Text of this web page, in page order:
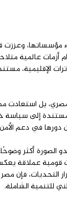
وعززت
أزمات عالمية
الإقليمية،
الداخل المصري، بل
مستندة إلى
في دعم
الصورة أكثر
قومية عملاقة
عام 2013. ورغم استمرار
الشاملة.